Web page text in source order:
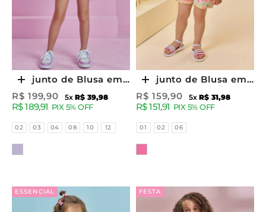
Escolher opções
Conjunto de Blusa em
Cotton e Shorts em
Linho Listrado 93661
Kukiê Infantil Menina
Preço promocional
R$ 199,90 5xR$ 39,98
R$ 189,91 PIX 5% OFF
Tamanhos
02 03 04 08 10 12
Escolher opções
Conjunto de Blusa em
Cotton e Shorts em
Malha Fresh 95261
Kukiê Infantil Menina
Preço promocional
R$ 159,90 5xR$ 31,98
R$ 151,91 PIX 5% OFF
Tamanhos
01 02 06
ESSENCIAL FESTA